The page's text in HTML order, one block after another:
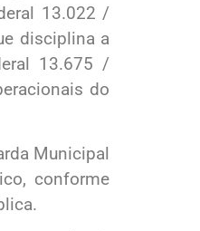
13.022 /
disciplina a
13.675 /
do
Municipal
conforme